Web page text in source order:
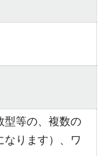
型等の、複数の
なります）、ワ